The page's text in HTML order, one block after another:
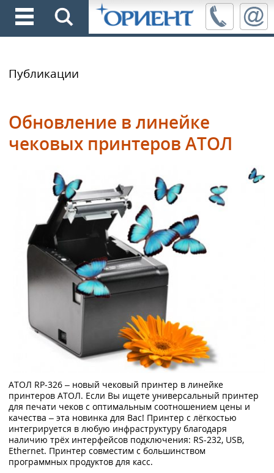
Публикации
Обновление в линейке
чековых принтеров АТОЛ
АТОЛ RP-326 – новый чековый принтер в линейке
принтеров АТОЛ. Если Вы ищете универсальный принтер
для печати чеков с оптимальным соотношением цены и
качества – эта новинка для Вас! Принтер с лёгкостью
интегрируется в любую инфраструктуру благодаря
наличию трёх интерфейсов подключения: RS-232, USB,
Ethernet. Принтер совместим с большинством
программных продуктов для касс.